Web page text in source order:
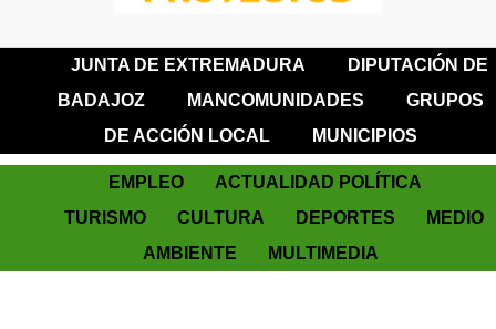
JUNTA DE EXTREMADURA
DIPUTACIÓN DE
BADAJOZ
MANCOMUNIDADES
GRUPOS
DE ACCIÓN LOCAL
MUNICIPIOS
EMPLEO
ACTUALIDAD POLÍTICA
TURISMO
CULTURA DEPORTES
MEDIO
AMBIENTE
MULTIMEDIA